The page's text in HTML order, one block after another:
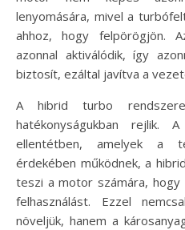
lenyomására, mivel a
ahhoz, hogy felpörögjön.
azonnal aktiválódik, így
biztosít, ezáltal javítva a
A hibrid turbo
hatékonyságukban rejlik.
ellentétben, amelyek a
érdekében működnek, a
teszi a motor számára, hogy
felhasználást. Ezzel
növeljük, hanem a